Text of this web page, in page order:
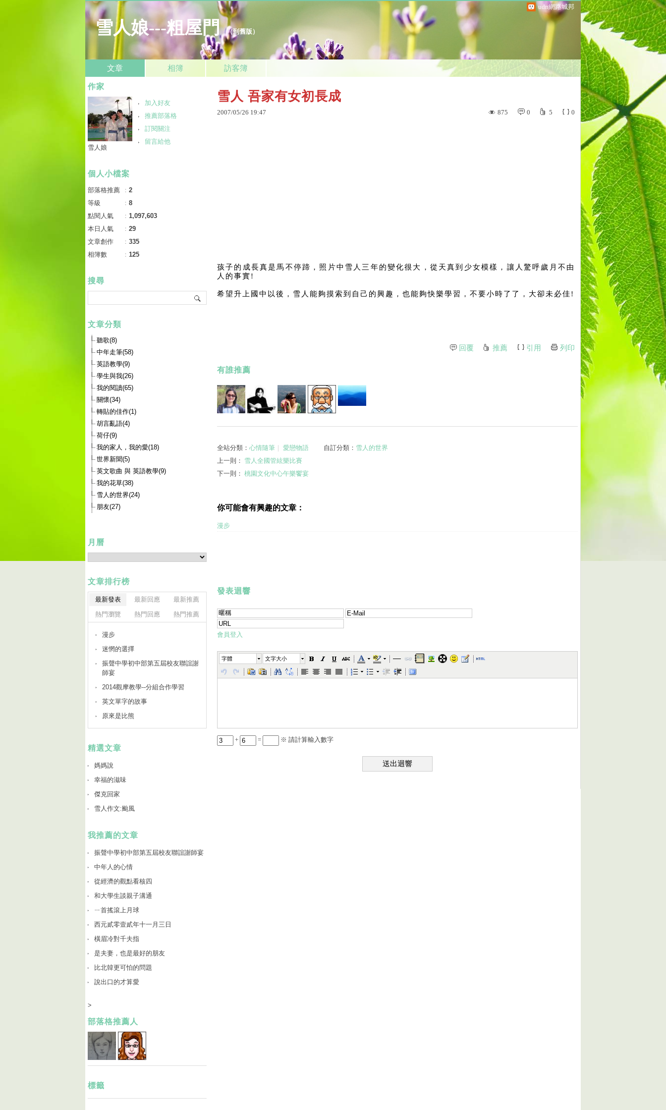
udn網路城邦
雪人娘---粗屋門（到舊版 ）
文章 相簿 訪客簿
雪人 吾家有女初長成
2007/05/26 19:47 875 0 5 0
孩子的成長真是馬不停蹄，照片中雪人三年的變化很大，從天真到少女模樣，讓人驚呼歲月不由
人的事實!
希望升上國中以後，雪人能夠摸索到自己的興趣，也能夠快樂學習，不要小時了了，大卻未必佳!
回覆 推薦 引用 列印
有誰推薦
全站分類： 心情隨筆 愛戀物語 自訂分類： 雪人的世界
上一則： 雪人全國管絃樂比賽
下一則： 桃園文化中心午樂饗宴
你可能會有興趣的文章：
漫步
發表迴響
會員登入
字體 文字大小
+ = ※ 請計算輸入數字
送出迴響
作家
加入好友
推薦部落格
訂閱關注
留言給他
雪人娘
個人小檔案
部落格推薦 ： 2
等級
： 8
點閱人氣
： 1,097,603
本日人氣
： 29
文章創作
： 335
相簿數
： 125
搜尋
文章分類
聽歌(8)
中年走筆(58)
英語教學(9)
學生與我(26)
我的閱讀(65)
關懷(34)
轉貼的佳作(1)
胡言亂語(4)
荷仔(9)
我的家人，我的愛(18)
世界新聞(5)
英文歌曲 與 英語教學(9)
我的花草(38)
雪人的世界(24)
朋友(27)
月曆
文章排行榜
最新發表 最新回應
最新推薦
熱門瀏覽
熱門回應 熱門推薦
漫步
迷惘的選擇
振聲中學初中部第五屆校友聯誼謝
師宴
2014觀摩教學--分組合作學習
英文單字的故事
原來是比熊
精選文章
媽媽說
幸福的滋味
傑克回家
雪人作文:颱風
我推薦的文章
振聲中學初中部第五屆校友聯誼謝師宴
中年人的心情
從經濟的觀點看核四
和大學生談親子溝通
ㄧ首搖滾上月球
西元貳零壹貳年十一月三日
橫眉冷對千夫指
是夫妻，也是最好的朋友
比北韓更可怕的問題
說出口的才算愛
>
部落格推薦人
標籤